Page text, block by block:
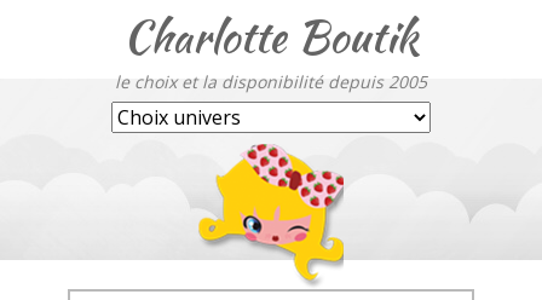
Charlotte Boutik
le choix et la disponibilité depuis 2005